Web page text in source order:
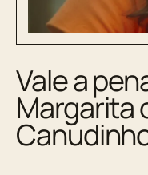
Vale a
Margarita